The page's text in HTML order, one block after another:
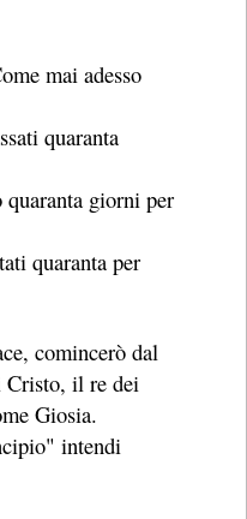
mai adesso
quaranta
quaranta giorni per
quaranta per
comincerò dal
il re dei
Giosia.
intendi